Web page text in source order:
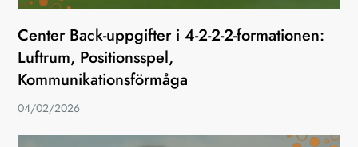
Center Back-uppgifter i 4-2-2-2-formationen:
Luftrum, Positionsspel,
Kommunikationsförmåga
04/02/2026